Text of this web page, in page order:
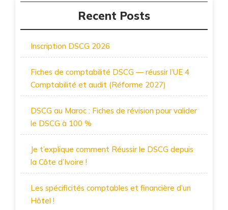
Recent Posts
Inscription DSCG 2026
Fiches de comptabilité DSCG — réussir l’UE 4
Comptabilité et audit (Réforme 2027)
DSCG au Maroc : Fiches de révision pour valider
le DSCG à 100 %
Je t’explique comment Réussir le DSCG depuis
la Côte d’Ivoire !
Les spécificités comptables et financière d’un
Hôtel !